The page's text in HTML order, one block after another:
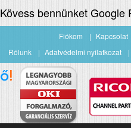
Kövess bennünket Google
Fiókom Kapcsolat
Rólunk
Adatvédelmi nyilatkozat